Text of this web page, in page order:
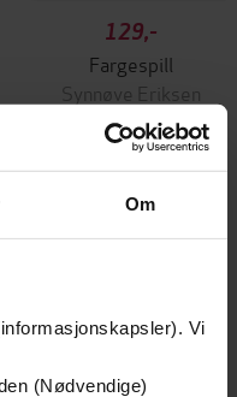
Om
Vi
(Nødvendige)
129,-
Fargespill
Synnøve Eriksen
EBOK